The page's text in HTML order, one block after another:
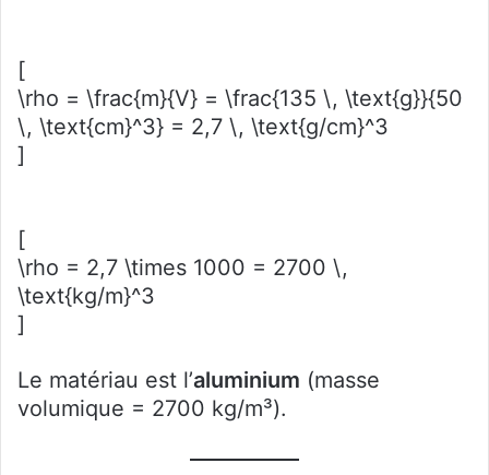
[
\rho = \frac{m}{V} = \frac{135 \, \text{g}}{50
\, \text{cm}^3} = 2,7 \, \text{g/cm}^3
]
[
\rho = 2,7 \times 1000 = 2700 \,
\text{kg/m}^3
]
Le matériau est l’aluminium (masse
volumique = 2700 kg/m³).